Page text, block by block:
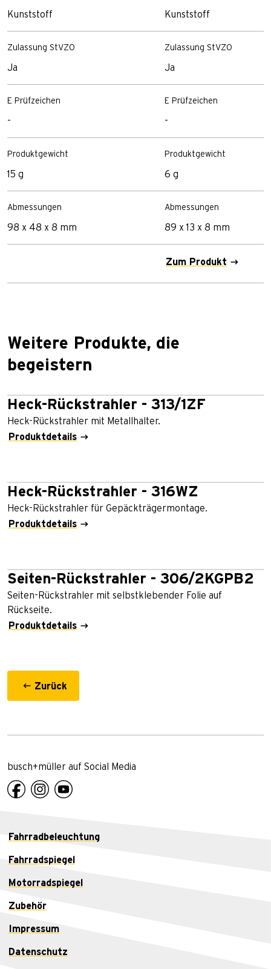
Kunststoff
Zulassung StVZO
Ja
E Prüfzeichen
-
Produktgewicht
15 g
Abmessungen
98 x 48 x 8 mm
Kunststoff
Zulassung StVZO
Ja
E Prüfzeichen
-
Produktgewicht
6 g
Abmessungen
89 x 13 x 8 mm
Zum Produkt
Weitere Produkte, die
begeistern
Heck-Rückstrahler - 313/1ZF
Heck-Rückstrahler mit Metallhalter.
Produktdetails
Heck-Rückstrahler - 316WZ
Heck-Rückstrahler für Gepäckträgermontage.
Produktdetails
Seiten-Rückstrahler - 306/2KGPB2
Seiten-Rückstrahler mit selbstklebender Folie auf
Rückseite.
Produktdetails
Zurück
busch+müller auf Social Media
Fahrradbeleuchtung
Fahrradspiegel
Motorradspiegel
Zubehör
Impressum
Datenschutz